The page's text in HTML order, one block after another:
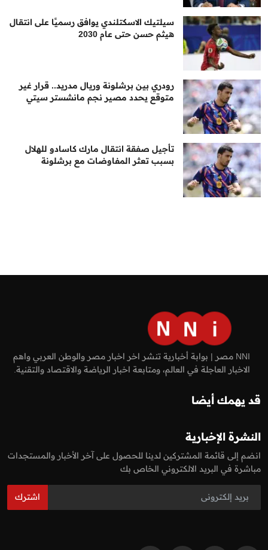
سيلتيك الاسكتلندي يوافق رسميًا على انتقال
هيثم حسن حتى عام 2030
رودري بين برشلونة وريال مدريد.. قرار غير
متوقع يحدد مصير نجم مانشستر سيتي
تأجيل صفقة انتقال مارك كاسادو للهلال
بسبب تعثر المفاوضات مع برشلونة
NNI مصر | بوابة أخبارية تنشر اخر اخبار مصر والوطن العربي واهم
الاخبار العاجلة في العالم، ومتابعة اخبار الرياضة والاقتصاد والتقنية.
قد يهمك أيضا
النشرة الإخبارية
انضم إلى قائمة المشتركين لدينا للحصول على آخر الأخبار والمستجدات
مباشرة في البريد الالكتروني الخاص بك
اشترك